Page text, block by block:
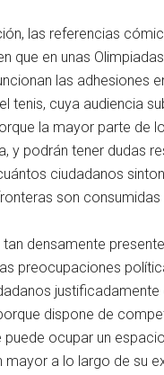
las referencias
que en unas
las adhesiones
tenis, cuya audiencia
la mayor parte de
y podrán tener dudas
ciudadanos
son
densamente
preocupaciones
dispone de
ocupar un
a lo largo de su